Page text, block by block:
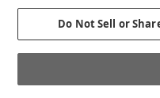
本当に。いろ
れるようにな
いまでは若い
Do Not Sell or